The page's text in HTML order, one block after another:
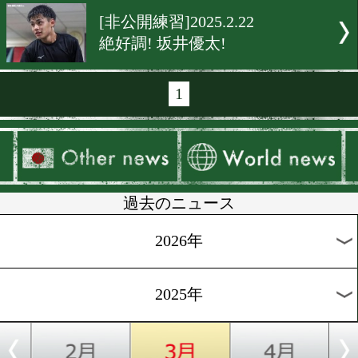
[韓国合宿]2025.3.3
京原和輝(博多協栄)が韓国
パーリング合宿中!
[公開練習]2025.2.27
ユーリ阿久井政悟の公開練
拳四朗陣営がチェック!
[マニラ合宿]2025.2.27
5名がマニラ合宿開始!
[合宿情報]2025.2.27
可兒栄樹が豪州で復活を誓